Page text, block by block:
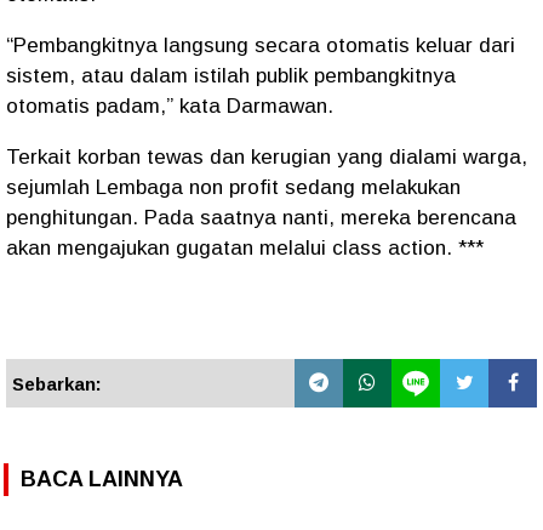
“Pembangkitnya langsung secara otomatis keluar dari
sistem, atau dalam istilah publik pembangkitnya
otomatis padam,” kata Darmawan.
Terkait korban tewas dan kerugian yang dialami warga,
sejumlah Lembaga non profit sedang melakukan
penghitungan. Pada saatnya nanti, mereka berencana
akan mengajukan gugatan melalui class action. ***
Sebarkan:
BACA LAINNYA